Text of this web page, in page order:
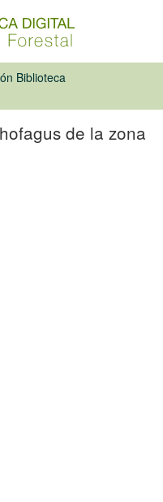
Biblioteca
de la zona